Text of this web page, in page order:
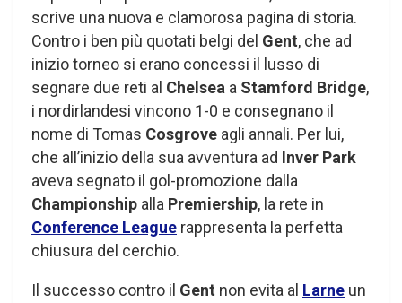
scrive una nuova e clamorosa pagina di storia.
Contro i ben più quotati belgi del Gent, che ad
inizio torneo si erano concessi il lusso di
segnare due reti al Chelsea a Stamford Bridge,
i nordirlandesi vincono 1-0 e consegnano il
nome di Tomas Cosgrove agli annali. Per lui,
che all’inizio della sua avventura ad Inver Park
aveva segnato il gol-promozione dalla
Championship alla Premiership, la rete in
Conference League rappresenta la perfetta
chiusura del cerchio.
Il successo contro il Gent non evita al Larne un